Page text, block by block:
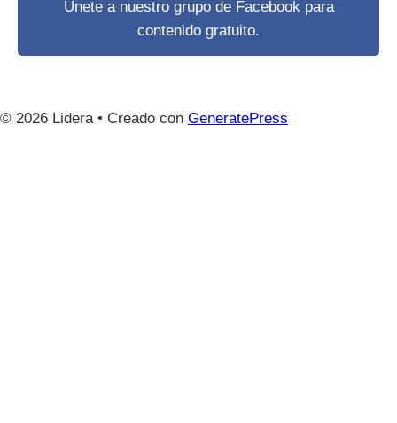
Únete a nuestro grupo de Facebook para
contenido gratuito.
© 2026 Lidera • Creado con GeneratePress